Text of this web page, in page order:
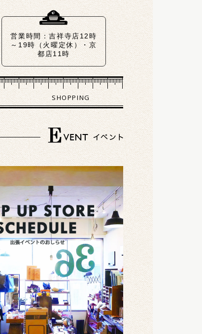
営業時間：吉祥寺店12時
～19時（火曜定休）・京
都店11時～18時（火水曜
SHOPPING